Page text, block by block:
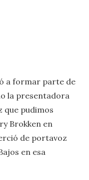
a formar parte de
la presentadora
que pudimos
Brokken en
de portavoz
en esa